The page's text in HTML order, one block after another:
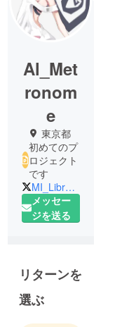
Al_Met
ronom
e
東京都
初めてのプ
ロジェクト
です
MI_Librarian
メッセー
ジを送る
リターンを
選ぶ